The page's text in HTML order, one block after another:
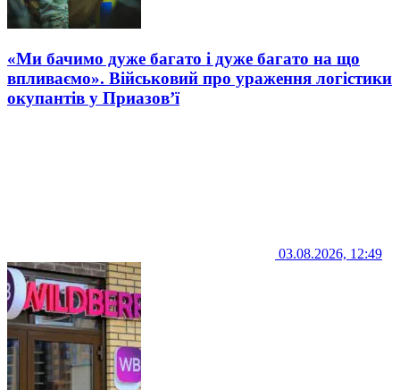
«Ми бачимо дуже багато і дуже багато на що
впливаємо». Військовий про ураження логістики
окупантів у Приазов’ї
03.08.2026, 12:49